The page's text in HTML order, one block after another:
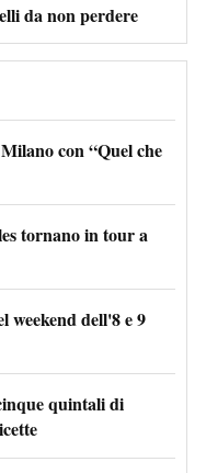
da non perdere
con “Quel che
tornano in tour a
weekend dell'8 e 9
quintali di